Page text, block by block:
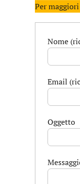
Per
Nome
Email
Oggetto